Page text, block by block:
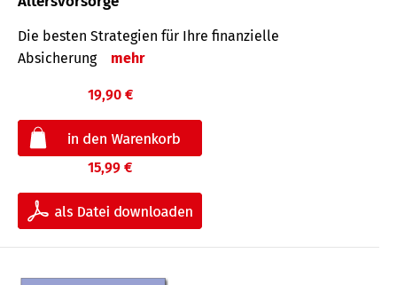
Die besten Strategien für Ihre finanzielle
Absicherung
mehr
19,90 €
15,99 €